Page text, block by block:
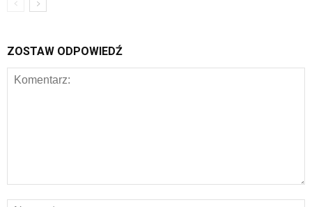
ZOSTAW ODPOWIEDŹ